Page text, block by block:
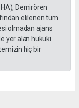
Demirören
eklenen tüm
olmadan ajans
yer alan hukuki
hiç bir